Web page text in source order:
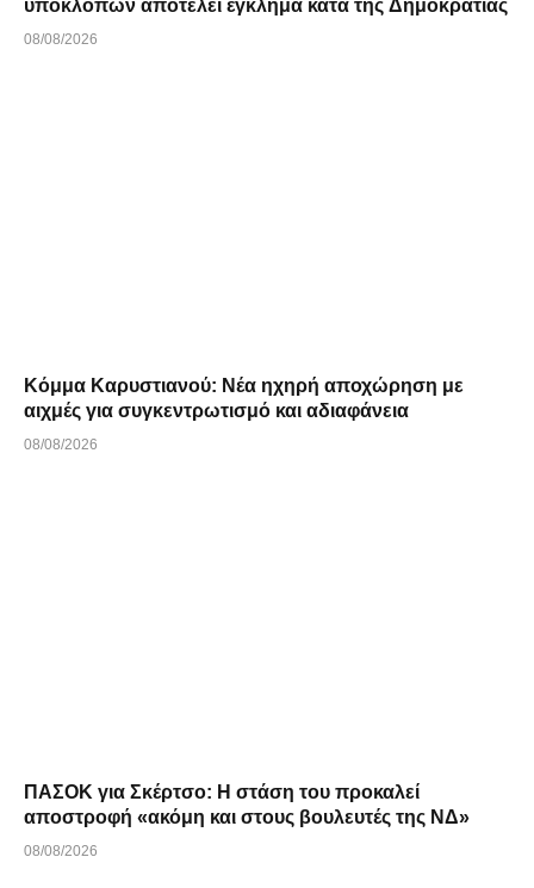
υποκλοπών αποτελεί έγκλημα κατά της Δημοκρατίας
08/08/2026
Κόμμα Καρυστιανού: Νέα ηχηρή αποχώρηση με
αιχμές για συγκεντρωτισμό και αδιαφάνεια
08/08/2026
ΠΑΣΟΚ για Σκέρτσο: Η στάση του προκαλεί
αποστροφή «ακόμη και στους βουλευτές της ΝΔ»
08/08/2026